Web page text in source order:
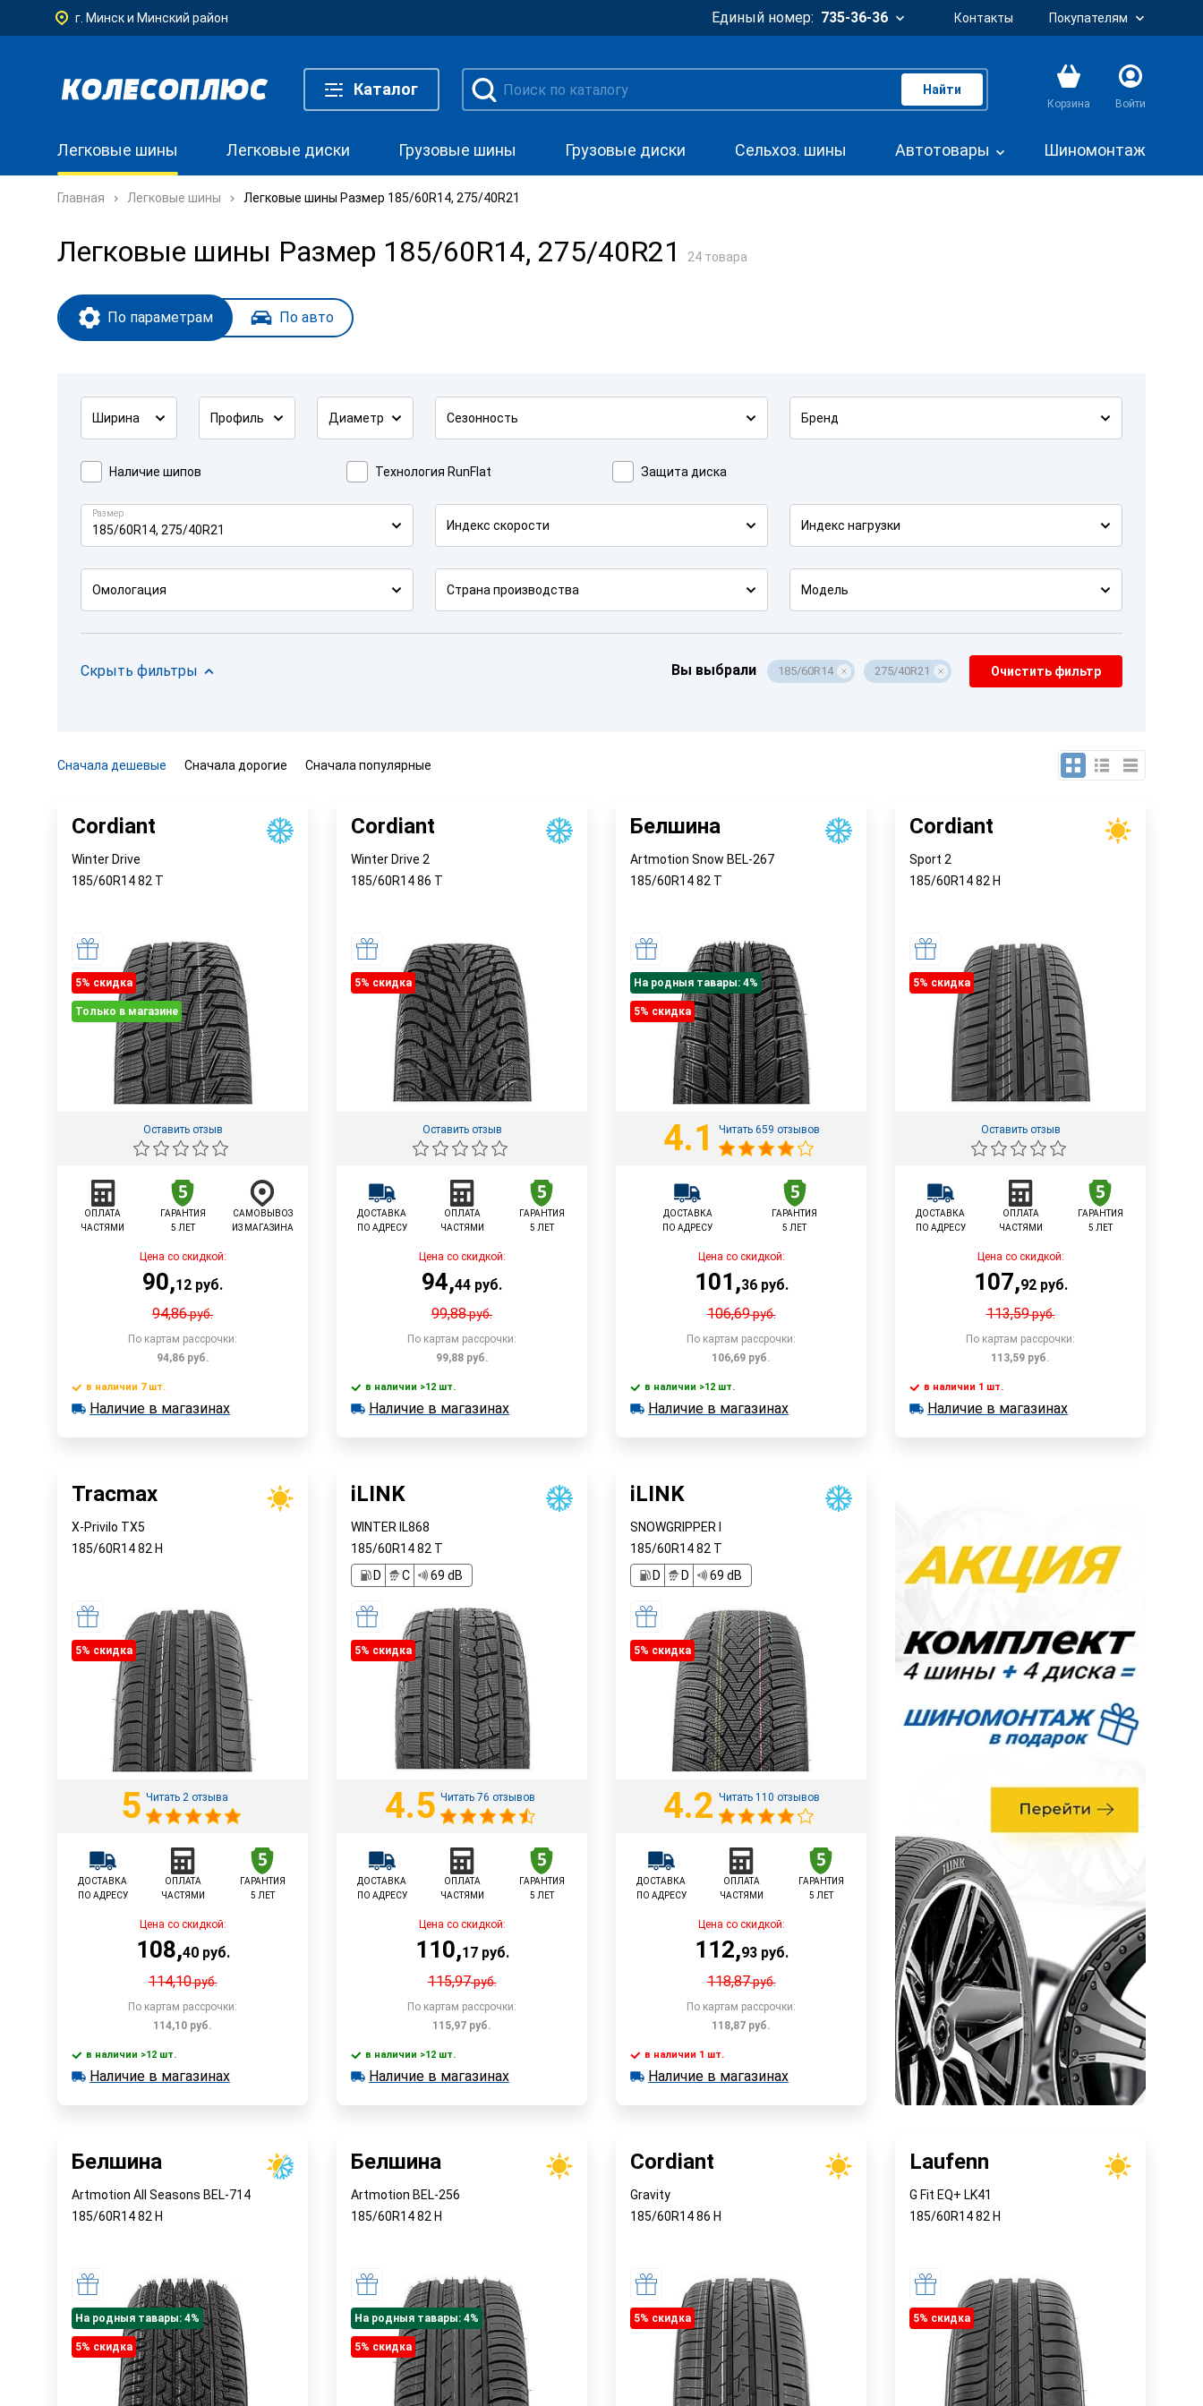
г. Минск и Минский район Единый номер: 735-36-36 Контакты Покупателям
Каталог Найти
Корзина Войти
Легковые шины Легковые диски Грузовые шины Грузовые диски Сельхоз. шины Автотовары Шиномонтаж
Главная Легковые шины Легковые шины Размер 185/60R14, 275/40R21
Легковые шины Размер 185/60R14, 275/40R21 24 товара
По параметрам По авто
Ширина Профиль Диаметр Сезонность Бренд
Наличие шипов Технология RunFlat Защита диска
Размер
185/60R14, 275/40R21 Индекс скорости Индекс нагрузки
Омологация Страна производства Модель
Скрыть фильтры Вы выбрали 185/60R14 275/40R21 Очистить фильтр
Сначала дешевые Сначала дорогие Сначала популярные
Cordiant
Winter Drive
185/60R1482 T
5% cкидка
Только в магазине
Оставить отзыв
ОПЛАТА
ЧАСТЯМИ
ГАРАНТИЯ
5 ЛЕТ
САМОВЫВОЗ
ИЗ МАГАЗИНА
Цена со скидкой:
90,12 руб.
94,86руб.
По картам рассрочки:
94,86руб.
Быстрый заказ
в наличии 7 шт.
в наличии 7 шт.
Наличие в магазинах
Cordiant
Winter Drive 2
185/60R1486 T
5% cкидка
Оставить отзыв
ДОСТАВКА
ПО АДРЕСУ
ОПЛАТА
ЧАСТЯМИ
ГАРАНТИЯ
5 ЛЕТ
Цена со скидкой:
94,44 руб.
99,88руб.
По картам рассрочки:
99,88руб.
В корзину
в наличии >12 шт.
в наличии >12 шт.
Наличие в магазинах
Белшина
Artmotion Snow BEL-267
185/60R1482 T
На родныя тавары: 4%
5% cкидка
4.1 Читать 659 отзывов
ДОСТАВКА
ПО АДРЕСУ
ГАРАНТИЯ
5 ЛЕТ
Цена со скидкой:
101 ,36руб.
106,69руб.
По картам рассрочки:
106,69 руб.
В корзину
в наличии >12 шт.
в наличии >12 шт.
Наличие в магазинах
Cordiant
Sport 2
185/60R1482 H
5% cкидка
Оставить отзыв
ДОСТАВКА
ПО АДРЕСУ
ОПЛАТА
ЧАСТЯМИ
ГАРАНТИЯ
5 ЛЕТ
Цена со скидкой:
107,92руб.
113,59руб.
По картам рассрочки:
113,59 руб.
В корзину
в наличии 1 шт.
в наличии 1 шт.
Наличие в магазинах
Tracmax
X-Privilo TX5
185/60R1482 H
5% cкидка
5 Читать 2 отзыва
ДОСТАВКА
ПО АДРЕСУ
ОПЛАТА
ЧАСТЯМИ
ГАРАНТИЯ
5 ЛЕТ
Цена со скидкой:
108,40руб.
114,10руб.
По картам рассрочки:
114,10 руб.
В корзину
в наличии >12 шт.
в наличии >12 шт.
Наличие в магазинах
iLINK
WINTER IL868
185/60R1482 T
D
C 69 dB
5% cкидка
4.5 Читать 76 отзывов
ДОСТАВКА
ПО АДРЕСУ
ОПЛАТА
ЧАСТЯМИ
ГАРАНТИЯ
5 ЛЕТ
Цена со скидкой:
110,17руб.
115,97руб.
По картам рассрочки:
115,97 руб.
В корзину
в наличии >12 шт.
в наличии >12 шт.
Наличие в магазинах
iLINK
SNOWGRIPPER I
185/60R1482 T
D
D 69 dB
5% cкидка
4.2 Читать 110 отзывов
ДОСТАВКА
ПО АДРЕСУ
ОПЛАТА
ЧАСТЯМИ
ГАРАНТИЯ
5 ЛЕТ
Цена со скидкой:
112,93руб.
118,87руб.
По картам рассрочки:
118,87 руб.
В корзину
в наличии 1 шт.
в наличии 1 шт.
Наличие в магазинах
Белшина
Artmotion All Seasons BEL-714
185/60R1482 H
На родныя тавары: 4%
5% cкидка
Белшина
Artmotion BEL-256
185/60R1482 H
На родныя тавары: 4%
5% cкидка
Cordiant
Gravity
185/60R1486 H
5% cкидка
Laufenn
G Fit EQ+ LK41
185/60R1482 H
5% cкидка